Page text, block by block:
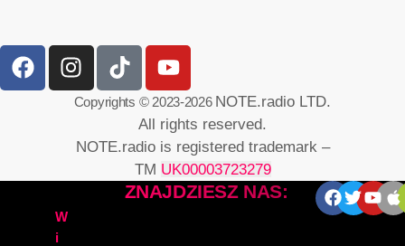
Copyrights © 2023-2026 NOTE.radio LTD.
All rights reserved.
NOTE.radio is registered trademark –
TM UK00003723279
W
i
ZNAJDZIESZ NAS: